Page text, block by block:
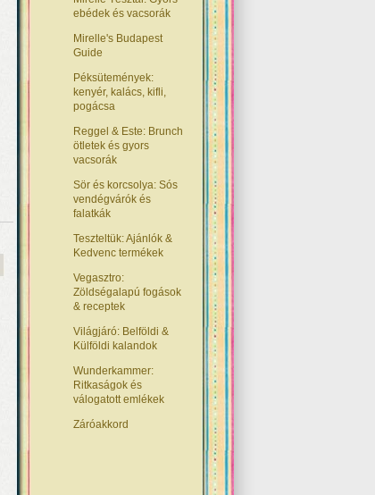
ebédek és vacsorák
Mirelle's Budapest
Guide
Péksütemények:
kenyér, kalács, kifli,
pogácsa
Reggel & Este: Brunch
ötletek és gyors
vacsorák
Sör és korcsolya: Sós
vendégvárók és
falatkák
Teszteltük: Ajánlók &
Kedvenc termékek
Vegasztro:
Zöldségalapú fogások
& receptek
Világjáró: Belföldi &
Külföldi kalandok
Wunderkammer:
Ritkaságok és
válogatott emlékek
Záróakkord